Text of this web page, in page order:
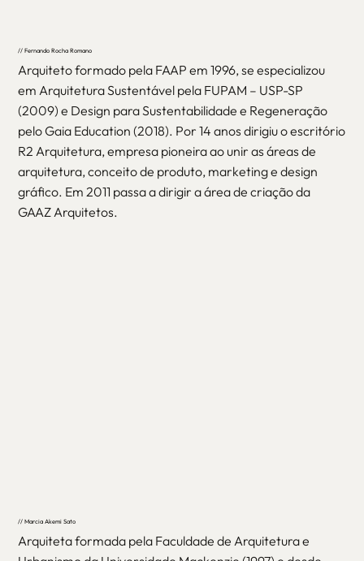
// Fernando Rocha Romano
Arquiteto formado pela FAAP em 1996, se especializou
em Arquitetura Sustentável pela FUPAM – USP-SP
(2009) e Design para Sustentabilidade e Regeneração
pelo Gaia Education (2018). Por 14 anos dirigiu o escritório
R2 Arquitetura, empresa pioneira ao unir as áreas de
arquitetura, conceito de produto, marketing e design
gráfico. Em 2011 passa a dirigir a área de criação da
GAAZ Arquitetos.
// Marcia Akemi Sato
Arquiteta formada pela Faculdade de Arquitetura e